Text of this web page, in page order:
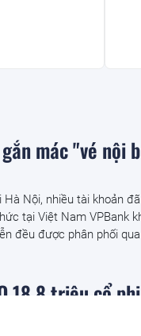
mác "vé nội
Nội, nhiều tài khoản
tại Việt Nam VPBank
đều được phân phối
18,8 triệu cổ